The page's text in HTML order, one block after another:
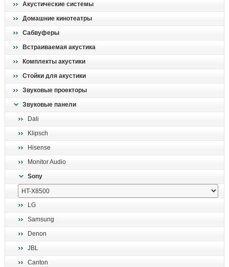
ресиверы, усилители
проигрыватели
дом, сад, стройка
Акустические системы
Домашние кинотеатры
Сабвуферы
Встраиваемая акустика
Комплекты акустики
Стойки для акустики
Звуковые проекторы
Звуковые панели
Dali
Klipsch
Hisense
Monitor Audio
Sony
LG
Samsung
Denon
JBL
Canton